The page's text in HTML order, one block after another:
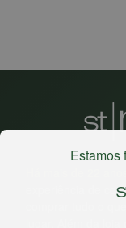
experiência de
comprar tudo o
lugar. Além da
Estamos